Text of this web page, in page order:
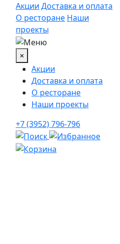
Акции Доставка и оплата
О ресторане Наши
проекты
×
Акции
Доставка и оплата
О ресторане
Наши проекты
+7 (3952) 796-796